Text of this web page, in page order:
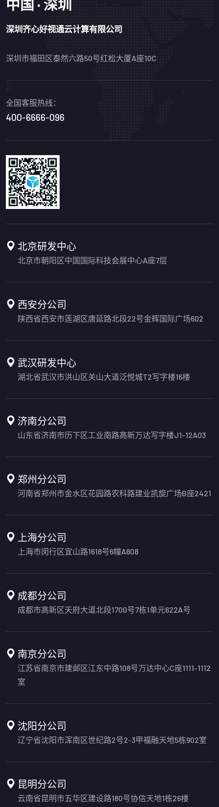
中国 · 深圳
深圳齐心好视通云计算有限公司
深圳市福田区泰然六路50号红松大厦A座10C
全国客服热线：
400-6666-096
北京研发中心
北京市朝阳区中国国际科技会展中心A座7层
西安分公司
陕西省西安市莲湖区唐延路北段22号金辉国际广场602
武汉研发中心
湖北省武汉市洪山区关山大道泛悦城T2写字楼16楼
济南分公司
山东省济南市历下区工业南路高新万达写字楼J1-12A03
郑州分公司
河南省郑州市金水区花园路农科路建业凯旋广场B座2421
上海分公司
上海市闵行区宜山路1618号6幢A808
成都分公司
成都市高新区天府大道北段1700号7栋1单元622A号
南京分公司
江苏省南京市建邺区江东中路108号万达中心C座1111-1112
室
沈阳分公司
辽宁省沈阳市浑南区世纪路2号2-3甲福融天地5栋902室
昆明分公司
云南省昆明市五华区建设路180号协信天地1栋26楼